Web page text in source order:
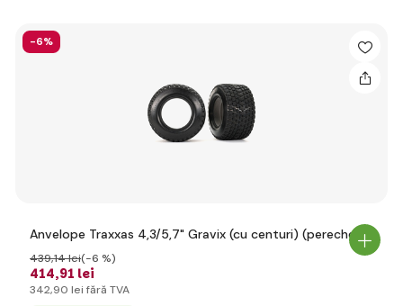
-6%
Anvelope Traxxas 4,3/5,7" Gravix (cu centuri) (pereche)
414,91 lei
439,14 lei(-6 %)
342,90 lei fără TVA